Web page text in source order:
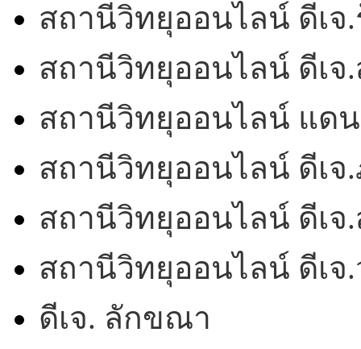
สถานีวิทยุออนไลน์ ดีเจ
สถานีวิทยุออนไลน์ ดีเ
สถานีวิทยุออนไลน์ แดน
สถานีวิทยุออนไลน์ ดีเจ
สถานีวิทยุออนไลน์ ดีเจ
สถานีวิทยุออนไลน์ ดีเ
ดีเจ. ลักขณา